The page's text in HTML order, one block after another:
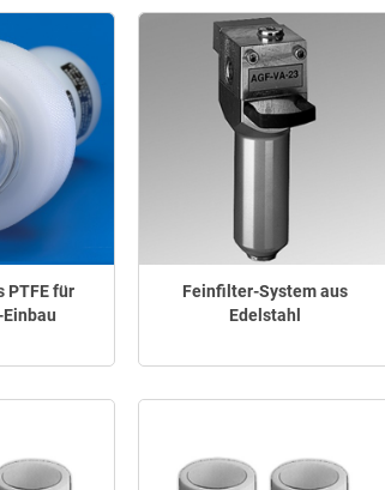
PTFE für
Feinfilter-System aus
Edelstahl